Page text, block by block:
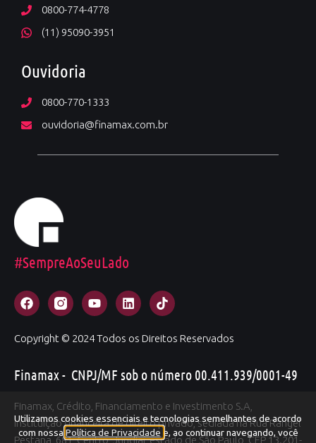
0800-774-4778
(11) 95090-3951
Ouvidoria
0800-770-1333
ouvidoria@finamax.com.br
#SempreAoSeuLado
Copyright © 2024 Todos os Direitos Reservados
Finamax - CNPJ/MF sob o número 00.411.939/0001-49
Finamax, Crédito, Financiamento e Investimento S.A,
instituição financeira de direito privado, sediada na Rua Rangel
Pestana, 681, Centro, Jundiaí, estado de São Paulo, CEP 13.201-
Utilizamos cookies essenciais e tecnologias semelhantes de acordo
com nossa Política de Privacidade e, ao continuar navegando, você